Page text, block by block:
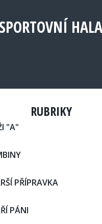
SPORTOVNÍ HALA
RUBRIKY
"A"
PŘÍPRAVKA
PÁNI